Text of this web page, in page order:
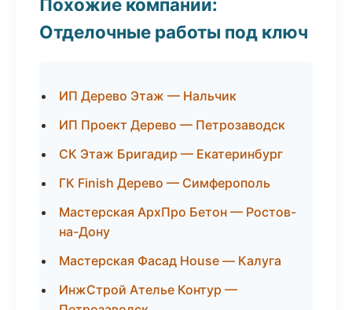
Похожие компании:
Отделочные работы под ключ
ИП Дерево Этаж — Нальчик
ИП Проект Дерево — Петрозаводск
СК Этаж Бригадир — Екатеринбург
ГК Finish Дерево — Симферополь
Мастерская АрхПро Бетон — Ростов-
на-Дону
Мастерская Фасад House — Калуга
ИнжСтрой Ателье Контур —